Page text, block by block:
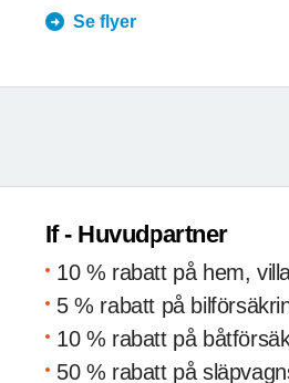
Se flyer
If - Huvudpartner
10 % rabatt på hem,
5 % rabatt på
10 % rabatt på
50 % rabatt på